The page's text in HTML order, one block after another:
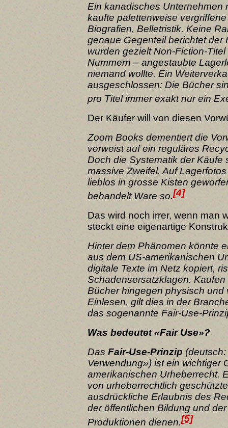
Ein kanadisches Unternehmen
kaufte palettenweise
Biografien, Belletristik. Keine
genaue Gegenteil berichtet der
wurden gezielt Non-Fiction-
Nummern – angestaubte
niemand wollte. Ein
ausgeschlossen: Die Bücher
pro Titel immer exakt nur ein
Der Käufer will von diesen
Zoom Books dementiert die
verweist auf ein reguläres
Doch die Systematik der Käufe
massive Zweifel. Auf
lieblos in grosse Kisten
behandelt Ware so.[4]
Das wird noch irrer, wenn man
steckt eine eigenartige
Hinter dem Phänomen könnte
aus dem US-amerikanischen
digitale Texte im Netz kopiert,
Schadensersatzklagen.
Bücher hingegen physisch und
Einlesen, gilt dies in der
das sogenannte Fair-Use-
Was bedeutet «Fair Use»?
Das Fair-Use-Prinzip
Verwendung») ist ein wichtiger
amerikanischen Urheberrecht.
von urheberrechtlich
ausdrückliche Erlaubnis des
der öffentlichen Bildung und
Produktionen dienen.[5]